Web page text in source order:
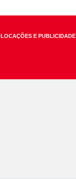
LOCAÇÕES E PUBLICIDADE